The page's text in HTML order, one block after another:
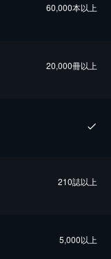
60,000本以上
20,000冊以上
210誌以上
5,000以上